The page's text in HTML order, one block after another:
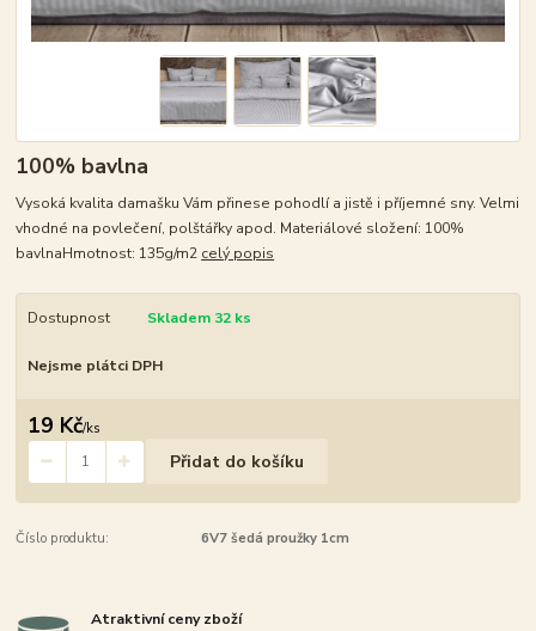
100% bavlna
Vysoká kvalita damašku Vám přinese pohodlí a jistě i příjemné sny. Velmi
vhodné na povlečení, polštářky apod. Materiálové složení: 100%
bavlnaHmotnost: 135g/m2 celý popis
Dostupnost Skladem 32 ks
Nejsme plátci DPH
19 Kč/ks
Přidat do košíku
Číslo produktu: 6V7 šedá proužky 1cm
Atraktivní ceny zboží